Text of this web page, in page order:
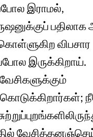
இராமல்,
விபசார
இருக்கிறாய்.